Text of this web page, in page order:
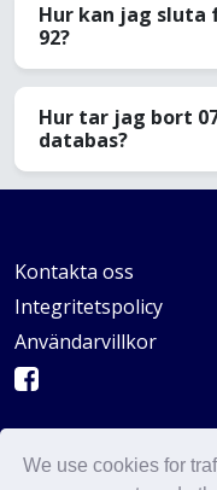
We use cookies for
Hur kan jag sluta
92?
Hur tar jag bort
databas?
Kontakta oss
Integritetspolicy
Användarvillkor
AVSKYDANDE: Vi är
enligt definitionen i